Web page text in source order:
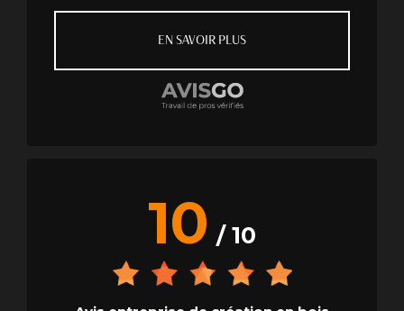
EN SAVOIR PLUS
10 / 10